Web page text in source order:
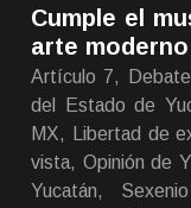
Cumple el
arte
Artículo 7,
del Estado de
MX, Libertad de
vista, Opinión de
Yucatán,